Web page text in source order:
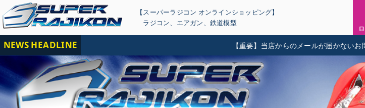
【スーパーラジコン オンラインショッピング】
ラジコン、 エアガン、 鉄道模型
NEWS HEADLINE 【重要】当店からのメールが届かないお問い